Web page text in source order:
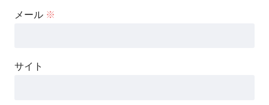
メール ※
サイト